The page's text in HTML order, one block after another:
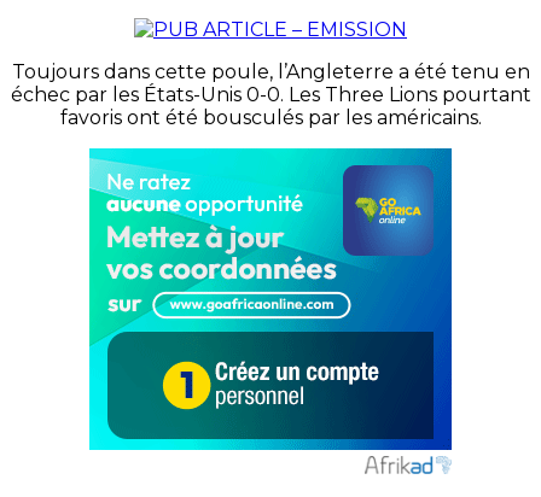
Toujours dans cette poule, l’Angleterre a été tenu en
échec par les États-Unis 0-0. Les Three Lions pourtant
favoris ont été bousculés par les américains.